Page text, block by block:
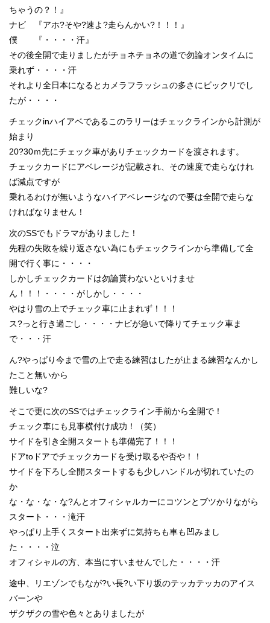
ちゃうの？！』
ナビ 『アホ?そや?速よ?走らんかい?！！！』
僕 『・・・・汗』
その後全開で走りましたがチョネチョネの道で勿論オンタイムに
乗れず・・・・汗
それより全日本になるとカメラフラッシュの多さにビックリでし
たが・・・・
チェックinハイアベであるこのラリーはチェックラインから計測が
始まり
20?30ｍ先にチェック車がありチェックカードを渡されます。
チェックカードにアベレージが記載され、その速度で走らなけれ
ば減点ですが
乗れるわけが無いようなハイアベレージなので要は全開で走らな
ければなりません！
次のSSでもドラマがありました！
先程の失敗を繰り返さない為にもチェックラインから準備して全
開で行く事に・・・・
しかしチェックカードは勿論貰わないといけませ
ん！！！・・・・がしかし・・・・
やはり雪の上でチェック車に止まれず！！！
ス?っと行き過ごし・・・・ナビが急いで降りてチェック車ま
で・・・汗
ん?やっぱり今まで雪の上で走る練習はしたが止まる練習なんかし
たこと無いから
難しいな?
そこで更に次のSSではチェックライン手前から全開で！
チェック車にも見事横付け成功！（笑）
サイドを引き全開スタートも準備完了！！！
ドアtoドアでチェックカードを受け取るや否や！！
サイドを下ろし全開スタートするも少しハンドルが切れていたの
か
な・な・な・な?んとオフィシャルカーにコツンとブツかりながら
スタート・・・滝汗
やっぱり上手くスタート出来ずに気持ちも車も凹みまし
た・・・・泣
オフィシャルの方、本当にすいませんでした・・・・汗
途中、リエゾンでもなが?い長?い下り坂のテッカテッカのアイス
バーンや
ザクザクの雪や色々とありましたが